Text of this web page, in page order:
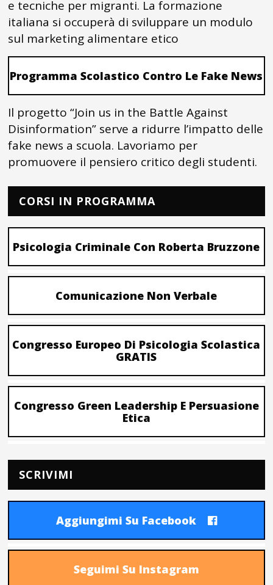
e tecniche per migranti. La formazione
italiana si occuperà di sviluppare un modulo
sul marketing alimentare etico
Programma Scolastico Contro Le Fake News
Il progetto “Join us in the Battle Against
Disinformation” serve a ridurre l’impatto delle
fake news a scuola. Lavoriamo per
promuovere il pensiero critico degli studenti.
CORSI IN PROGRAMMA
Psicologia Criminale Con Roberta Bruzzone
Comunicazione Non Verbale
Congresso Europeo Di Psicologia Scolastica
GRATIS
Congresso Green Leadership E Persuasione
Etica
SCRIVIMI
Aggiungimi Su Facebook
Seguimi Su Instagram